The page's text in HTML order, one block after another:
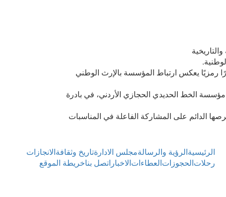
رمزيًا يعكس ارتباط المؤسسة بالإرث الوطني
الخط الحديدي الحجازي الأردني، في بادرة
الدائم على المشاركة الفاعلة في المناسبات
Footer
Menu
الرئيسيةالرؤية والرسالةمجلس الادارةتاريخ وثقافةالانجازات
رحلاتالحجوزاتالعطاءاتالاخبار اتصل بناخريطة الموقع